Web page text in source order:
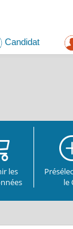
Candidat
les
le